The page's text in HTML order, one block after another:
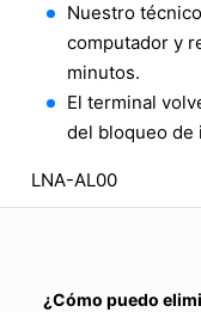
Nuestro
computador y
minutos.
El terminal
del bloqueo de
LNA-AL00
¿Cómo puedo